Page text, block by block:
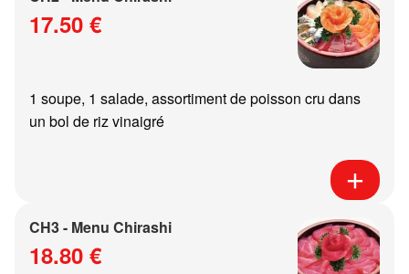
17.50 €
1 soupe, 1 salade, assortiment de poisson cru dans
un bol de riz vinaigré
CH3 - Menu Chirashi
18.80 €